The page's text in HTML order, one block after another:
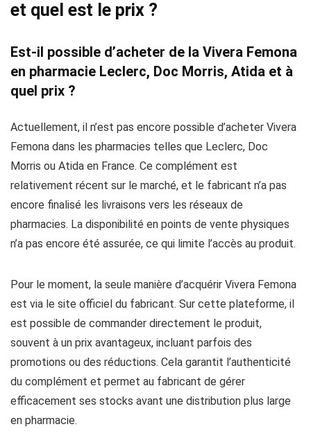
et quel est le prix ?
Est-il possible d’acheter de la Vivera Femona
en pharmacie Leclerc, Doc Morris, Atida et à
quel prix ?
Actuellement, il n’est pas encore possible d’acheter Vivera
Femona dans les pharmacies telles que Leclerc, Doc
Morris ou Atida en France. Ce complément est
relativement récent sur le marché, et le fabricant n’a pas
encore finalisé les livraisons vers les réseaux de
pharmacies. La disponibilité en points de vente physiques
n’a pas encore été assurée, ce qui limite l’accès au produit.
Pour le moment, la seule manière d’acquérir Vivera Femona
est via le site officiel du fabricant. Sur cette plateforme, il
est possible de commander directement le produit,
souvent à un prix avantageux, incluant parfois des
promotions ou des réductions. Cela garantit l’authenticité
du complément et permet au fabricant de gérer
efficacement ses stocks avant une distribution plus large
en pharmacie.